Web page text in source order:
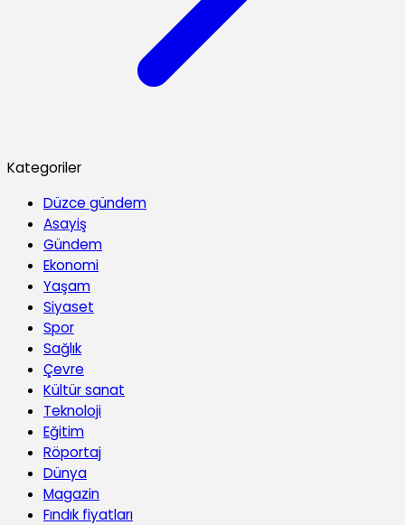
Kategoriler
Düzce gündem
Asayiş
Gündem
Ekonomi
Yaşam
Siyaset
Spor
Sağlık
Çevre
Kültür sanat
Teknoloji
Eğitim
Röportaj
Dünya
Magazin
Fındık fiyatları